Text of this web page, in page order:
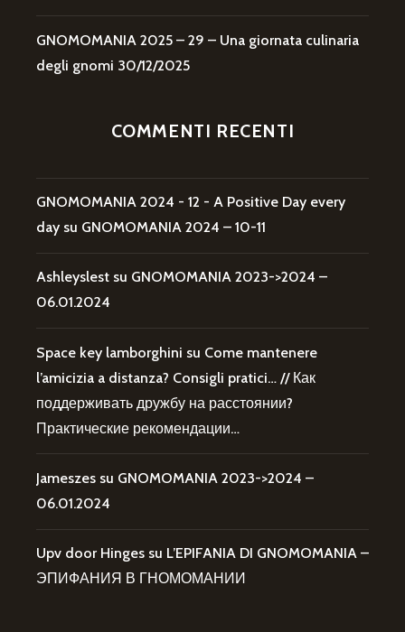
GNOMOMANIA 2025 – 29 – Una giornata culinaria
degli gnomi 30/12/2025
COMMENTI RECENTI
GNOMOMANIA 2024 - 12 - A Positive Day every
day su GNOMOMANIA 2024 – 10-11
Ashleyslest su GNOMOMANIA 2023->2024 –
06.01.2024
Space key lamborghini su Come mantenere
l’amicizia a distanza? Consigli pratici… // Как
поддерживать дружбу на расстоянии?
Практические рекомендации…
Jameszes su GNOMOMANIA 2023->2024 –
06.01.2024
Upv door Hinges su L’EPIFANIA DI GNOMOMANIA –
ЭПИФАНИЯ В ГНОМОМАНИИ